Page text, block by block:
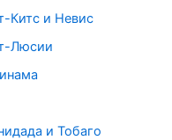
Китс и Невис
Люсии
и Тобаго